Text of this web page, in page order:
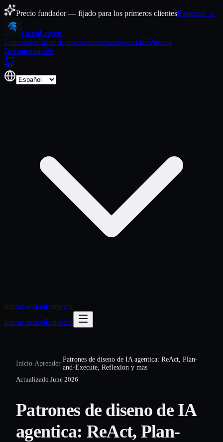
Ir al contenido
Precio fundador — fijado para los primeros clientesEmpezar →
OpenLegion
FuncionesCasos de usoArquitecturaSeguridadPrecios
Documentación
Iniciar sesiónEmpezar
Iniciar sesiónEmpezar
Inicio/Aprender/
Patrones de diseno de IA agentica: ReAct, Plan-
and-Execute, Reflexion y mas
Actualizado June 2026
Patrones de diseno de IA
agentica: ReAct, Plan-